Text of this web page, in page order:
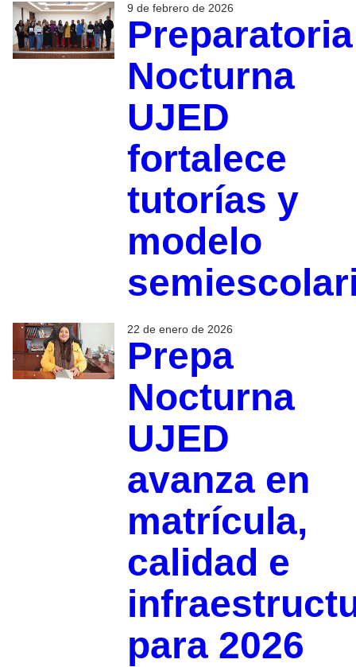
9 de febrero de 2026
Preparatoria
Nocturna
UJED
fortalece
tutorías y
modelo
22 de enero de 2026
Prepa
Nocturna
UJED
avanza en
matrícula,
calidad e
para 2026